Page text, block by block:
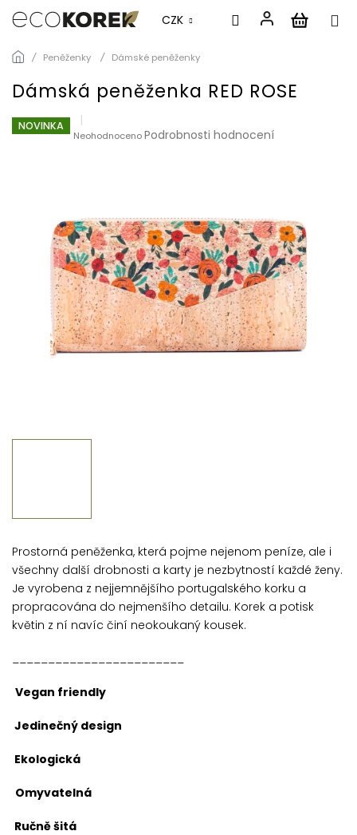
Přejít
obsah
CZK
Peněženky Dámské peněženky
Dámská peněženka RED ROSE
NOVINKA
Průměrné
5
hvězdiček.
NeohodnocenoPodrobnosti hodnocení
Prostorná peněženka, která pojme nejenom peníze, ale i
všechny další drobnosti a karty je nezbytností každé ženy.
Je vyrobena z nejjemnějšího portugalského korku a
propracována do nejmenšího detailu. Korek a potisk
květin z ní navíc činí neokoukaný kousek.
Vegan friendly
Jedinečný design
Ekologická
Omyvatelná
Ručně šitá